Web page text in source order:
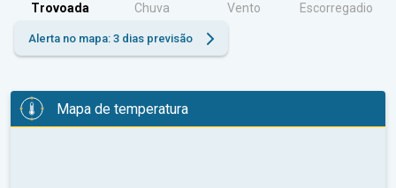
Trovoada Chuva Vento Escorregadio
Alerta no mapa: 3 dias previsão
Mapa de temperatura